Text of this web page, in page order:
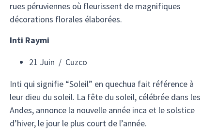
rues péruviennes où fleurissent de magnifiques
décorations florales élaborées.
Inti Raymi
21 Juin / Cuzco
Inti qui signifie “Soleil” en quechua fait référence à
leur dieu du soleil. La fête du soleil, célébrée dans les
Andes, annonce la nouvelle année inca et le solstice
d’hiver, le jour le plus court de l’année.